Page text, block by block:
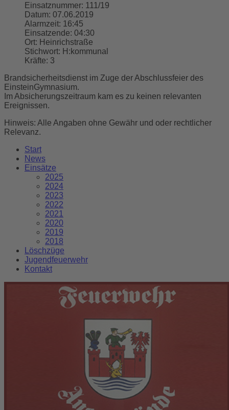
Einsatznummer: 111/19
Datum: 07.06.2019
Alarmzeit: 16:45
Einsatzende: 04:30
Ort: Heinrichstraße
Stichwort: H:kommunal
Kräfte: 3
Brandsicherheitsdienst im Zuge der Abschlussfeier des
EinsteinGymnasium.
Im Absicherungszeitraum kam es zu keinen relevanten
Ereignissen.
Hinweis: Alle Angaben ohne Gewähr und oder rechtlicher
Relevanz.
Start
News
Einsätze
2025
2024
2023
2022
2021
2020
2019
2018
Löschzüge
Jugendfeuerwehr
Kontakt